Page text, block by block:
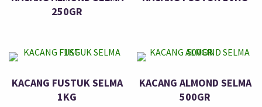
250GR
KACANG FUSTUK SELMA
1KG
KACANG ALMOND SELMA
500GR